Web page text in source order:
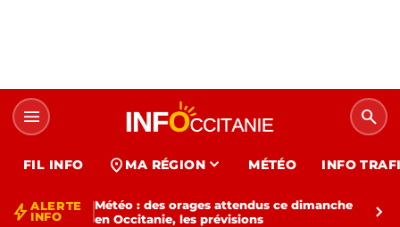
menu search
FIL INFO location_on MA RÉGION expand_more MÉTÉO INFO
bolt ALERTE
INFO
Météo : des orages attendus ce dimanche
en Occitanie, les prévisions
chevron_right